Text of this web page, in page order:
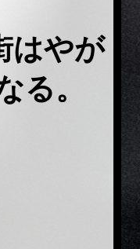
はやが
る。